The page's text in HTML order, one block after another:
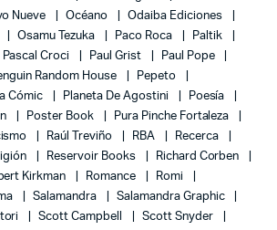
Nueve Océano
Odaiba Ediciones
Osamu Tezuka Paco Roca
Paltik
Pascal Croci Paul Grist
Paul Pope
Random House
Pepeto
Cómic Planeta De Agostini
Poesía
Poster Book
Pura Pinche Fortaleza
Raúl Treviño RBA
Recerca
Reservoir Books
Richard Corben
Kirkman Romance
Romi
Salamandra
Salamandra Graphic
Scott Campbell
Scott Snyder